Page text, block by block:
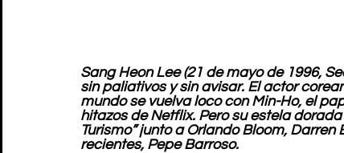
Sang Heon Lee (21 de mayo de 1996,
sin paliativos y sin avisar. El actor
mundo se vuelva loco con Min-Ho, el
hitazos de Netflix. Pero su estela
Turismo” junto a Orlando Bloom,
recientes, Pepe Barroso.